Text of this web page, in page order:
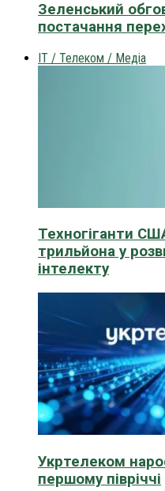
Зеленський
постачання
IT / Телеком / Медіа
Техногіганти
трильйона у
інтелекту
Укртелеком
першому півріччі